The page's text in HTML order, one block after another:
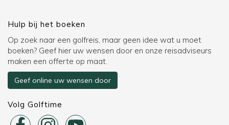
Hulp bij het boeken
Op zoek naar een golfreis, maar geen idee wat u moet
boeken? Geef hier uw wensen door en onze reisadviseurs
maken een offerte op maat.
Geef online uw wensen door
Volg Golftime